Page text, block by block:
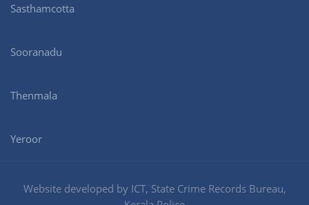
Sasthamcotta
Sooranadu
Thenmala
Yeroor
Website developed by ICT, State Crime Records Bureau,